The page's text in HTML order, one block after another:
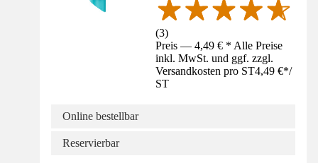
(3)
Preis — 4,49 € * Alle Preise
inkl. MwSt. und ggf. zzgl.
Versandkosten pro ST4,49 €*/
ST
Online bestellbar
Reservierbar